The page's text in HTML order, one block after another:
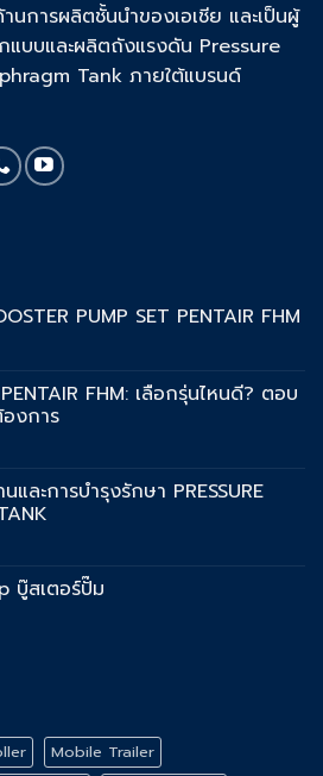
นการผลิตชั้นนำของเอเชีย และเป็นผู้
แบบและผลิตถังแรงดัน Pressure
Tank ภายใต้แบรนด์
PUMP SET PENTAIR FHM
FHM: เลือกรุ่นไหนดี? ตอบ
งการ
และการบำรุงรักษา PRESSURE
บู๊สเตอร์ปั๊ม
Mobile Trailer